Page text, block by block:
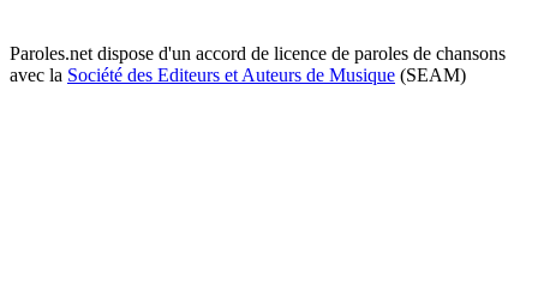
Paroles.net dispose d'un accord de licence de paroles de chansons
avec la Société des Editeurs et Auteurs de Musique (SEAM)